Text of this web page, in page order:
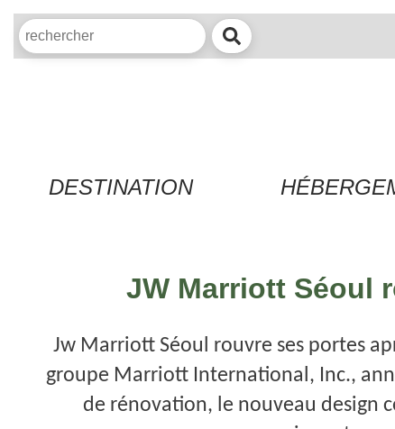
JW Marriott Séoul
Jw Marriott Séoul rouvre ses portes
groupe Marriott International, Inc.,
de rénovation, le nouveau design
DESTINATION